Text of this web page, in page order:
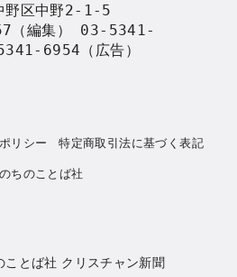
区中野2-1-5
（編集） 03-5341-
6954（広告）
リシー
特定商取引法に基づく表記
ちのことば社
ことば社 クリスチャン新聞